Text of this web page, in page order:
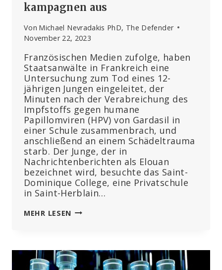
kampagnen aus
Von Michael Nevradakis PhD, The Defender
November 22, 2023
Französischen Medien zufolge, haben
Staatsanwälte in Frankreich eine
Untersuchung zum Tod eines 12-
jährigen Jungen eingeleitet, der
Minuten nach der Verabreichung des
Impfstoffs gegen humane
Papillomviren (HPV) von Gardasil in
einer Schule zusammenbrach, und
anschließend an einem Schädeltrauma
starb. Der Junge, der in
Nachrichtenberichten als Elouan
bezeichnet wird, besuchte das Saint-
Dominique College, eine Privatschule
in Saint-Herblain…
MEHR LESEN DER
JÄHRIGEN
JUNGEN